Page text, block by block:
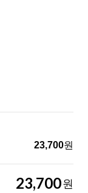
23,700원
23,700원